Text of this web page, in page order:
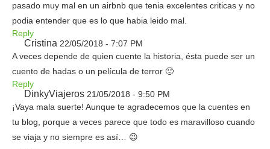
pasado muy mal en un airbnb que tenia excelentes criticas y no
podia entender que es lo que habia leido mal.
Reply
Cristina 22/05/2018 - 7:07 PM
A veces depende de quien cuente la historia, ésta puede ser un
cuento de hadas o un película de terror 🙂
Reply
DinkyViajeros 21/05/2018 - 9:50 PM
¡Vaya mala suerte! Aunque te agradecemos que la cuentes en
tu blog, porque a veces parece que todo es maravilloso cuando
se viaja y no siempre es así… 😉